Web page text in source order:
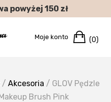
powyżej 150 zł
Moje konto (0)
/ Akcesoria / GLOV Pędzle
Brush Pink